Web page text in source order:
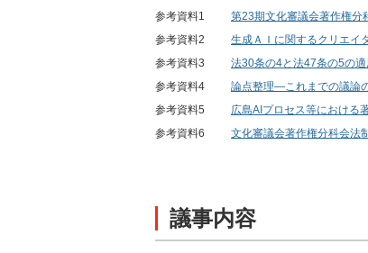
参考資料1
第23期文化審議会著作権分
参考資料2
生成ＡＩに関するクリエイ
参考資料3
法30条の4と法47条の5の適
参考資料4
論点整理―これまでの議論
参考資料5
広島AIプロセス等における
参考資料6
文化審議会著作権分科会法
議事内容